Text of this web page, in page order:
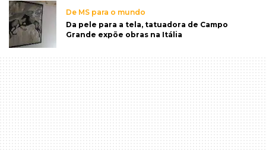
De MS para o mundo
Da pele para a tela, tatuadora de Campo
Grande expõe obras na Itália